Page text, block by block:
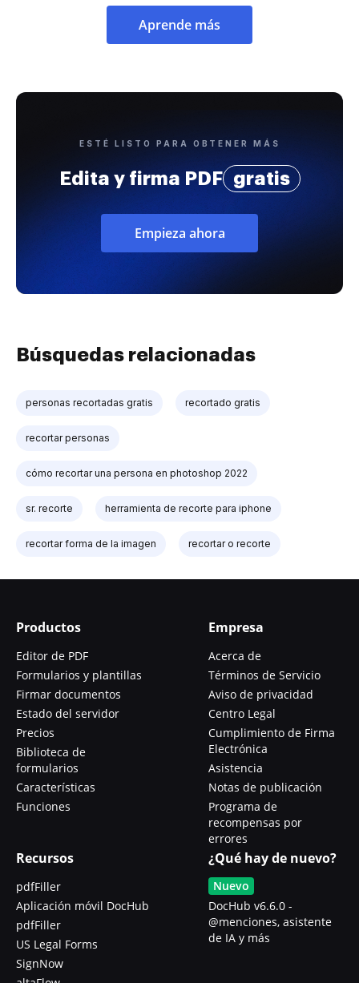
Aprende más
ESTÉ LISTO PARA OBTENER MÁS
Edita y firma PDF gratis
Empieza ahora
Búsquedas relacionadas
personas recortadas gratis recortado gratis
recortar personas
cómo recortar una persona en photoshop 2022
sr. recorte herramienta de recorte para iphone
recortar forma de la imagen recortar o recorte
Productos
Editor de PDF
Formularios y plantillas
Firmar documentos
Estado del servidor
Precios
Biblioteca de
formularios
Características
Funciones
Empresa
Acerca de
Términos de Servicio
Aviso de privacidad
Centro Legal
Cumplimiento de Firma
Electrónica
Asistencia
Notas de publicación
Programa de
recompensas por
errores
Recursos
pdfFiller
Aplicación móvil DocHub
pdfFiller
US Legal Forms
SignNow
¿Qué hay de nuevo?
Nuevo
DocHub v6.6.0 -
@menciones, asistente
de IA y más